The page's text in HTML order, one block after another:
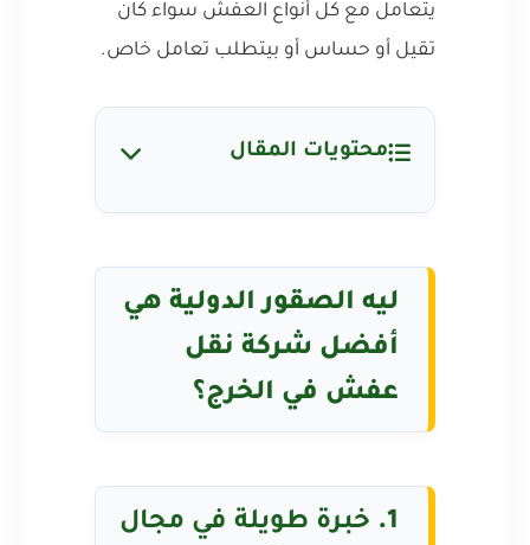
يتعامل مع كل أنواع العفش سواء كان
تقيل أو حساس أو بيتطلب تعامل خاص.
محتويات المقال
ليه الصقور الدولية هي
أفضل شركة نقل
عفش في الخرج؟
1.
خبرة طويلة في مجال